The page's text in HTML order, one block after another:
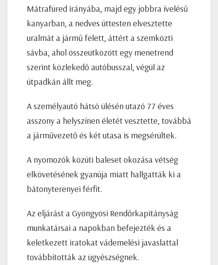
Mátrafüred irányába, majd egy jobbra ívelésű
kanyarban, a nedves úttesten elvesztette
uralmát a jármű felett, áttért a szemközti
sávba, ahol összeütközött egy menetrend
szerint közlekedő autóbusszal, végül az
útpadkán állt meg.
A személyautó hátsó ülésén utazó 77 éves
asszony a helyszínen életét vesztette, továbbá
a járművezető és két utasa is megsérültek.
A nyomozók közúti baleset okozása vétség
elkövetésének gyanúja miatt hallgatták ki a
bátonyterenyei férfit.
Az eljárást a Gyöngyösi Rendőrkapitányság
munkatársai a napokban befejezték és a
keletkezett iratokat vádemelési javaslattal
továbbították az ügyészségnek.